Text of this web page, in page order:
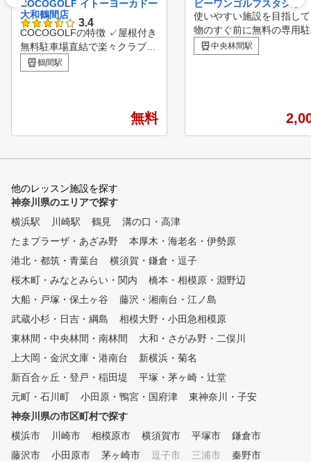
COCOGOLF イトーヨーカドー
大和鶴間店
3.4
COCOGOLFの特徴 ✓屋根付き
無料駐車場直結で楽々クラブ持
ち込み ✓定額で習い放題 ✓全
打席スイング動画解析機設置
プを握ったことがない初心者の
者の方までお待ちしております
鶴間駅
無料
ビーワンゴルフスタジオ
使いやすい施設を目指し
物のすぐ前に無料の専用
を完備。駅からも徒歩5分
いやすいです。無料クラ
ッスンは元日本代表での
経験もあるコーチとの個
中央林間駅
他のレッスン施設を探す
神奈川県のエリアで探す
横浜駅
川崎駅 鶴見
溝の口・高津
たまプラーザ・あざみ野
本厚木・海老名・伊勢原
港北・都筑・青葉台
横須賀・鎌倉・逗子
桜木町・みなとみらい・関内
橋本・相模原・淵野辺
大船・戸塚・保土ヶ谷
藤沢・湘南台・江ノ島
武蔵小杉・日吉・綱島
相模大野・小田急相模原
東林間・中央林間・南林間
大和・さがみ野・二俣川
上大岡・金沢文庫・港南台
新横浜・菊名
新百合ヶ丘・登戸・稲田堤
平塚・茅ヶ崎・辻堂
元町・石川町
小田原・鴨宮・国府津
東神奈川・子安
神奈川県の市区町村で探す
横浜市
川崎市 相模原市 横須賀市 平塚市
鎌倉市
藤沢市
小田原市 茅ヶ崎市 逗子市 三浦市
秦野市